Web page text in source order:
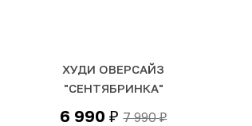
ХУДИ ОВЕРСАЙЗ
"СЕНТЯБРИНКА"
6 990₽ 7 990₽